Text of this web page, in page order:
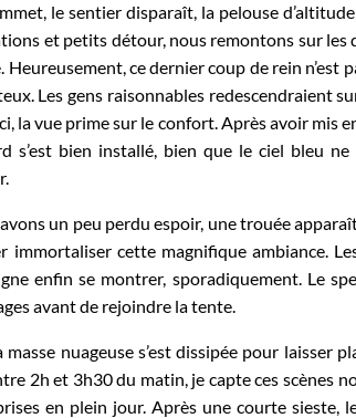
le sentier disparaît, la pelouse
et petits détour, nous remontons sur
ce dernier coup de rein
Les gens raisonnables redescendraient
la vue prime sur le confort. Après avoir mis
s’est bien installé, bien que le ciel bleu
un peu perdu espoir, une trouée
immortaliser cette magnifique ambiance.
enfin se montrer, sporadiquement. Le
avant de rejoindre la tente.
nuageuse s’est dissipée pour laisser
2h et 3h30 du matin, je capte ces scènes
en plein jour. Après une courte sieste,